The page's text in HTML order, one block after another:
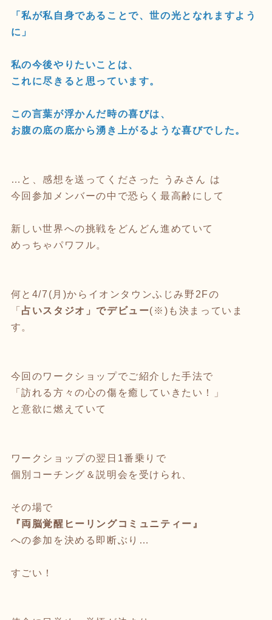
「私が私自身であることで、世の光となれますよう
に」
私の今後やりたいことは、
これに尽きると思っています。
この言葉が浮かんだ時の喜びは、
お腹の底の底から湧き上がるような喜びでした。
…と、感想を送ってくださった うみさん は
今回参加メンバーの中で恐らく最高齢にして
新しい世界への挑戦をどんどん進めていて
めっちゃパワフル。
何と4/7(月)からイオンタウンふじみ野2Fの
「 占いスタジオ」でデビュー(※)も決まっていま
す。
今回のワークショップでご紹介した手法で
「訪れる方々の心の傷を癒していきたい！」
と意欲に燃えていて
ワークショップの翌日1番乗りで
個別コーチング＆説明会を受けられ、
その場で
『両脳覚醒ヒーリングコミュニティー』
への参加を決める即断ぶり…
すごい！